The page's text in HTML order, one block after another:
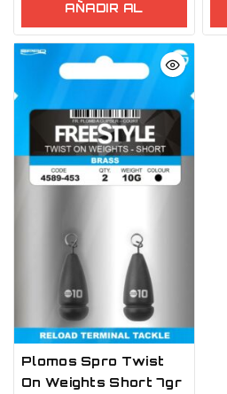
AÑADIR AL
CARRITO
Plomos Spro Twist
On Weights Short 7gr